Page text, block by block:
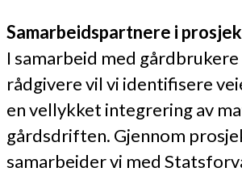
Samarbeidspartnere i
I samarbeid med gårdbrukere
rådgivere vil vi identifisere
en vellykket integrering av
gårdsdriften. Gjennom
samarbeider vi med